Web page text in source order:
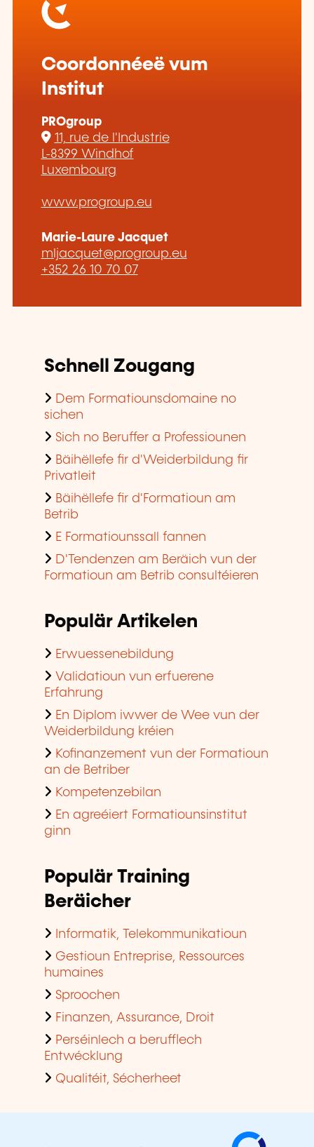
Coordonnéeë vum
Institut
PROgroup
11, rue de l'Industrie
L-8399 Windhof
Luxembourg
www.progroup.eu
Marie-Laure Jacquet
mljacquet@progroup.eu
+352 26 10 70 07
Schnell Zougang
Dem Formatiounsdomaine no
sichen
Sich no Beruffer a Professiounen
Bäihëllefe fir d'Weiderbildung fir
Privatleit
Bäihëllefe fir d'Formatioun am
Betrib
E Formatiounssall fannen
D'Tendenzen am Beräich vun der
Formatioun am Betrib consultéieren
Populär Artikelen
Erwuessenebildung
Validatioun vun erfuerene
Erfahrung
En Diplom iwwer de Wee vun der
Weiderbildung kréien
Kofinanzement vun der Formatioun
an de Betriber
Kompetenzebilan
En agreéiert Formatiounsinstitut
ginn
Populär Training
Beräicher
Informatik, Telekommunikatioun
Gestioun Entreprise, Ressources
humaines
Sproochen
Finanzen, Assurance, Droit
Perséinlech a berufflech
Entwécklung
Qualitéit, Sécherheet